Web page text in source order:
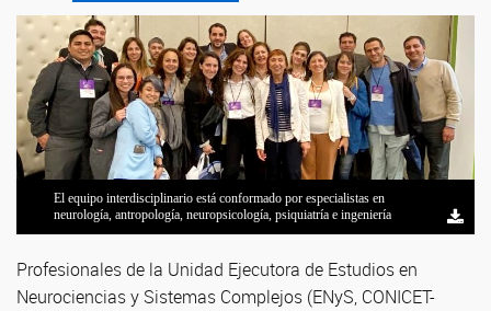
El equipo interdisciplinario está conformado por especialistas en
neurología, antropología, neuropsicología, psiquiatría e ingeniería
Profesionales de la Unidad Ejecutora de Estudios en
Neurociencias y Sistemas Complejos (ENyS, CONICET-